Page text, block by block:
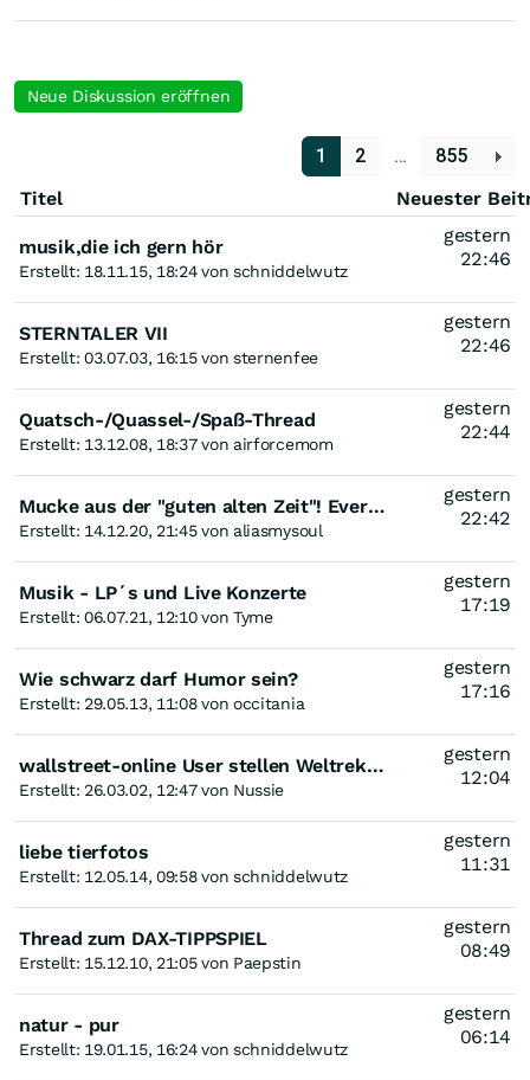
Neue Diskussion eröffnen
1 2 …
855
Titel
Neuester
musik,die ich gern hör
Erstellt: 18.11.15, 18:24 von schniddelwutz
gestern
22:46
STERNTALER VII
Erstellt: 03.07.03, 16:15 von sternenfee
gestern
22:46
Quatsch-/Quassel-/Spaß-Thread
Erstellt: 13.12.08, 18:37 von airforcemom
gestern
22:44
Mucke aus der "guten alten Zeit"! Evergreens a Go-Go & Oldies but Goldies!!!
Erstellt: 14.12.20, 21:45 von aliasmysoul
gestern
22:42
Musik - LP´s und Live Konzerte
Erstellt: 06.07.21, 12:10 von Tyme
gestern
17:19
Wie schwarz darf Humor sein?
Erstellt: 29.05.13, 11:08 von occitania
gestern
17:16
wallstreet-online User stellen Weltrekord auf! Bitte nicht spammen!
Erstellt: 26.03.02, 12:47 von Nussie
gestern
12:04
liebe tierfotos
Erstellt: 12.05.14, 09:58 von schniddelwutz
gestern
11:31
Thread zum DAX-TIPPSPIEL
Erstellt: 15.12.10, 21:05 von Paepstin
gestern
08:49
natur - pur
Erstellt: 19.01.15, 16:24 von schniddelwutz
gestern
06:14